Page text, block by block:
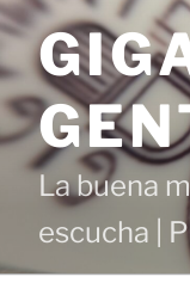
Saltar
contenido
La buena
escucha |